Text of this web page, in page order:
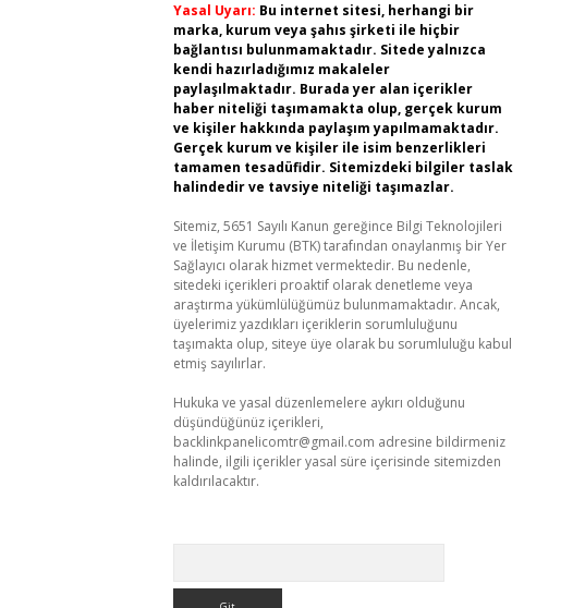
Yasal Uyarı: Bu internet sitesi, herhangi bir
marka, kurum veya şahıs şirketi ile hiçbir
bağlantısı bulunmamaktadır. Sitede yalnızca
kendi hazırladığımız makaleler
paylaşılmaktadır. Burada yer alan içerikler
haber niteliği taşımamakta olup, gerçek kurum
ve kişiler hakkında paylaşım yapılmamaktadır.
Gerçek kurum ve kişiler ile isim benzerlikleri
tamamen tesadüfidir. Sitemizdeki bilgiler taslak
halindedir ve tavsiye niteliği taşımazlar.
Sitemiz, 5651 Sayılı Kanun gereğince Bilgi Teknolojileri
ve İletişim Kurumu (BTK) tarafından onaylanmış bir Yer
Sağlayıcı olarak hizmet vermektedir. Bu nedenle,
sitedeki içerikleri proaktif olarak denetleme veya
araştırma yükümlülüğümüz bulunmamaktadır. Ancak,
üyelerimiz yazdıkları içeriklerin sorumluluğunu
taşımakta olup, siteye üye olarak bu sorumluluğu kabul
etmiş sayılırlar.
Hukuka ve yasal düzenlemelere aykırı olduğunu
düşündüğünüz içerikleri,
backlinkpanelicomtr@gmail.com adresine bildirmeniz
halinde, ilgili içerikler yasal süre içerisinde sitemizden
kaldırılacaktır.